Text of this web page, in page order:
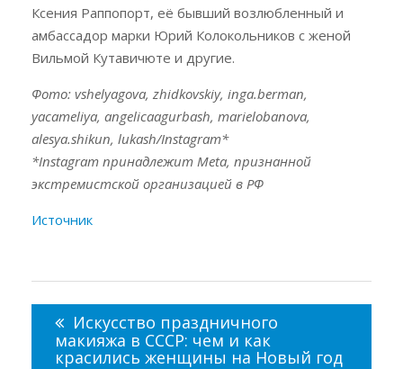
Ксения Раппопорт, её бывший возлюбленный и
амбассадор марки Юрий Колокольников с женой
Вильмой Кутавичюте и другие.
Фото: vshelyagova, zhidkovskiy, inga.berman,
yacameliya, angelicaagurbash, marielobanova,
alesya.shikun, lukash/Instagram*
*Instagram принадлежит Meta, признанной
экстремистской организацией в РФ
Источник
записям
Искусство праздничного
макияжа в СССР: чем и как
красились женщины на Новый год